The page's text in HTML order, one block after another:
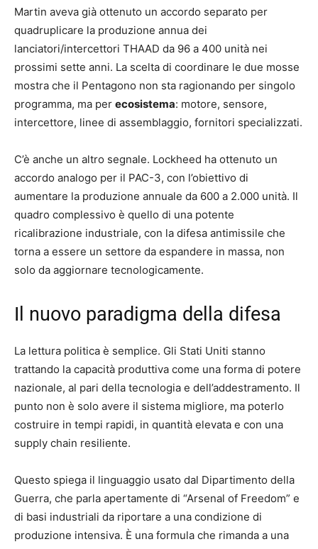
Martin aveva già ottenuto un accordo separato per
quadruplicare la produzione annua dei
lanciatori/intercettori THAAD da 96 a 400 unità nei
prossimi sette anni. La scelta di coordinare le due mosse
mostra che il Pentagono non sta ragionando per singolo
programma, ma per ecosistema: motore, sensore,
intercettore, linee di assemblaggio, fornitori specializzati.
C’è anche un altro segnale. Lockheed ha ottenuto un
accordo analogo per il PAC-3, con l’obiettivo di
aumentare la produzione annuale da 600 a 2.000 unità. Il
quadro complessivo è quello di una potente
ricalibrazione industriale, con la difesa antimissile che
torna a essere un settore da espandere in massa, non
solo da aggiornare tecnologicamente.
Il nuovo paradigma della difesa
La lettura politica è semplice. Gli Stati Uniti stanno
trattando la capacità produttiva come una forma di potere
nazionale, al pari della tecnologia e dell’addestramento. Il
punto non è solo avere il sistema migliore, ma poterlo
costruire in tempi rapidi, in quantità elevata e con una
supply chain resiliente.
Questo spiega il linguaggio usato dal Dipartimento della
Guerra, che parla apertamente di “Arsenal of Freedom” e
di basi industriali da riportare a una condizione di
produzione intensiva. È una formula che rimanda a una